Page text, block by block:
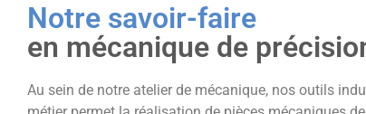
Notre savoir-faire
en mécanique de
Au sein de notre atelier de mécanique, nos outils